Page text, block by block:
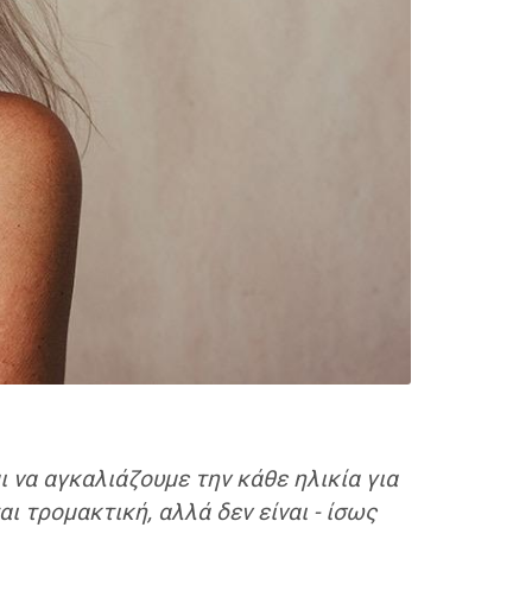
αγκαλιάζουμε την κάθε ηλικία για
τρομακτική, αλλά δεν είναι - ίσως